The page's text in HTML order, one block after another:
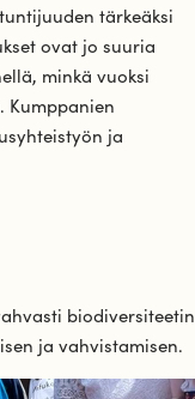
tärkeäksi
ovat jo suuria
minkä vuoksi
Kumppanien
ja
biodiversiteetin
ja vahvistamisen.